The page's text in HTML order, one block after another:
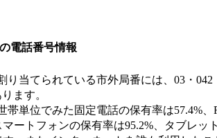
電話番号情報
り当てられている市外局番には、03・042
ます。
帯単位でみた固定電話の保有率は57.4%
マートフォンの保有率は95.2%、タブレ